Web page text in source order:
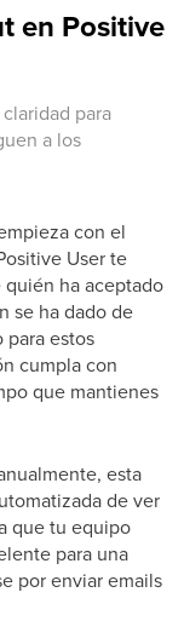
en Positive
para
a los
con el
User te
ha aceptado
se ha dado de
para estos
cumpla con
que mantienes
esta
de ver
que tu equipo
para una
por enviar emails